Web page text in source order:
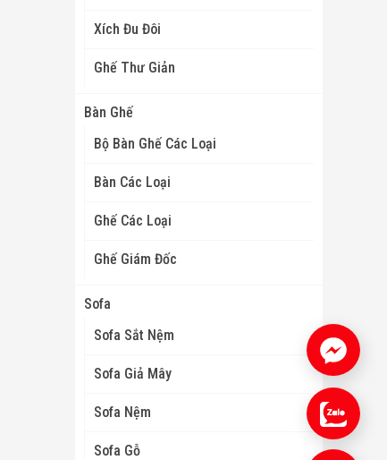
Xích Đu Đôi
Ghế Thư Giản
Bàn Ghế
Bộ Bàn Ghế Các Loại
Bàn Các Loại
Ghế Các Loại
Ghế Giám Đốc
Sofa
Sofa Sắt Nệm
Sofa Giả Mây
Sofa Nệm
Sofa Gỗ